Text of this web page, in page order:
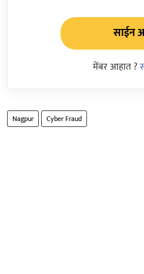
साईन
मेंबर आहात ?
Nagpur Cyber Fraud